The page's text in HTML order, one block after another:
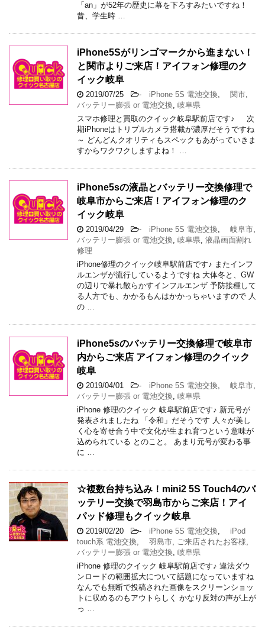
「an」が52年の歴史に幕を下ろすみたいですね！
昔、学生時 …
iPhone5Sがリンゴマークから進まない！
と関市よりご来店！アイフォン修理のク
イック岐阜
2019/07/25 - iPhone 5S 電池交換, 関市,
バッテリー膨張 or 電池交換, 岐阜県
スマホ修理と買取のクイック岐阜駅前店です♪ 次
期iPhoneはトリプルカメラ搭載が濃厚だそうですね
～ どんどんクオリティもスペックもあがっていきま
すからワクワクしますよね！ …
iPhone5sの液晶とバッテリー交換修理で
岐阜市からご来店！アイフォン修理のク
イック岐阜
2019/04/29 - iPhone 5S 電池交換, 岐阜市,
バッテリー膨張 or 電池交換, 岐阜県, 液晶画面割れ
修理
iPhone修理のクイック岐阜駅前店です♪ またインフ
ルエンザが流行しているようですね 大体冬と、GW
の辺りで暴れ散らかすインフルエンザ 予防接種して
る人方でも、かかるもんはかかっちゃいますので 人
の …
iPhone5sのバッテリー交換修理で岐阜市
内からご来店 アイフォン修理のクイック
岐阜
2019/04/01 - iPhone 5S 電池交換, 岐阜市,
バッテリー膨張 or 電池交換, 岐阜県
iPhone 修理のクイック 岐阜駅前店です♪ 新元号が
発表されましたね 「令和」だそうです 人々が美し
く心を寄せ合う中で文化が生まれ育つという意味が
込められている とのこと。 あまり元号が変わる事
に …
☆複数台持ち込み！mini2 5S Touch4のバ
ッテリー交換で羽島市からご来店！アイ
パッド修理もクイック岐阜
2019/02/20 - iPhone 5S 電池交換,
iPod
touch系 電池交換, 羽島市, ご来店されたお客様,
バッテリー膨張 or 電池交換, 岐阜県
iPhone 修理のクイック 岐阜駅前店です♪ 違法ダウ
ンロードの範囲拡大について話題になっていますね
なんでも無断で投稿された画像をスクリーンショッ
トに収めるのもアウトらしく かなり反対の声が上が
っ …